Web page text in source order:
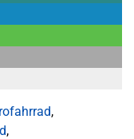
,
,